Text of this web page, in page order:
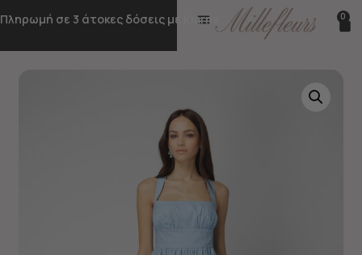
Πληρωμή σε 3 άτοκες δόσεις με Klarna 0